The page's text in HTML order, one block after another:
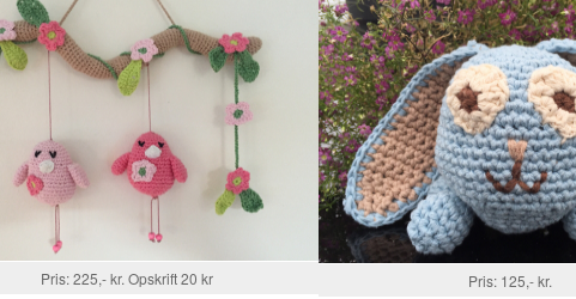
Pris: 225,- kr. Opskrift 20 kr Pris: 125,- kr.